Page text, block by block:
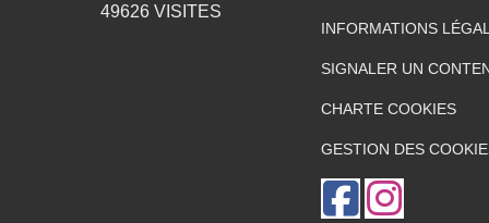
49626VISITES
INFORMATIONS
SIGNALER UN
CHARTE COOKIES
GESTION DES